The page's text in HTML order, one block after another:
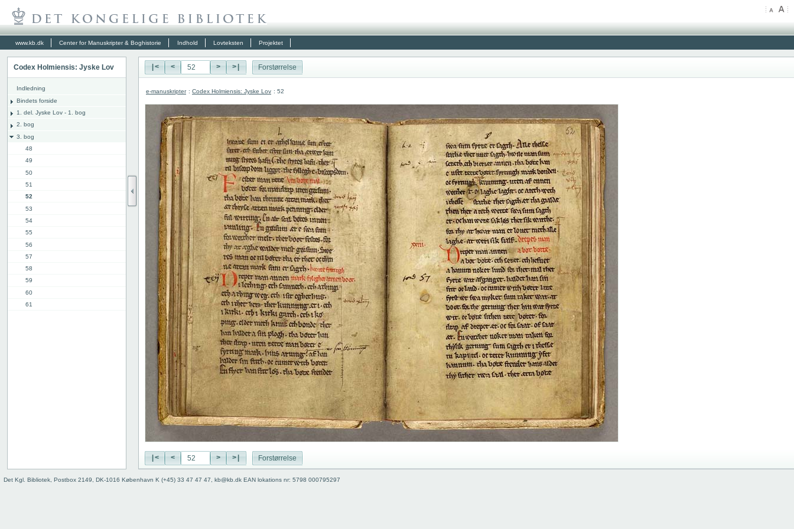
www.kb.dk Center for Manuskripter & Boghistorie Indhold Lovteksten Projektet
Codex Holmiensis: Jyske Lov
Indledning
Bindets forside
1. del. Jyske Lov - 1. bog
2. bog
3. bog
48
49
50
51
52
53
54
55
56
57
58
59
60
61
|< < > >| Forstørrelse
e-manuskripter : Codex Holmiensis: Jyske Lov : 52
|< < > >| Forstørrelse
Det Kgl. Bibliotek, Postbox 2149, DK-1016 København K (+45) 33 47 47 47, kb@kb.dk EAN lokations nr: 5798 000795297